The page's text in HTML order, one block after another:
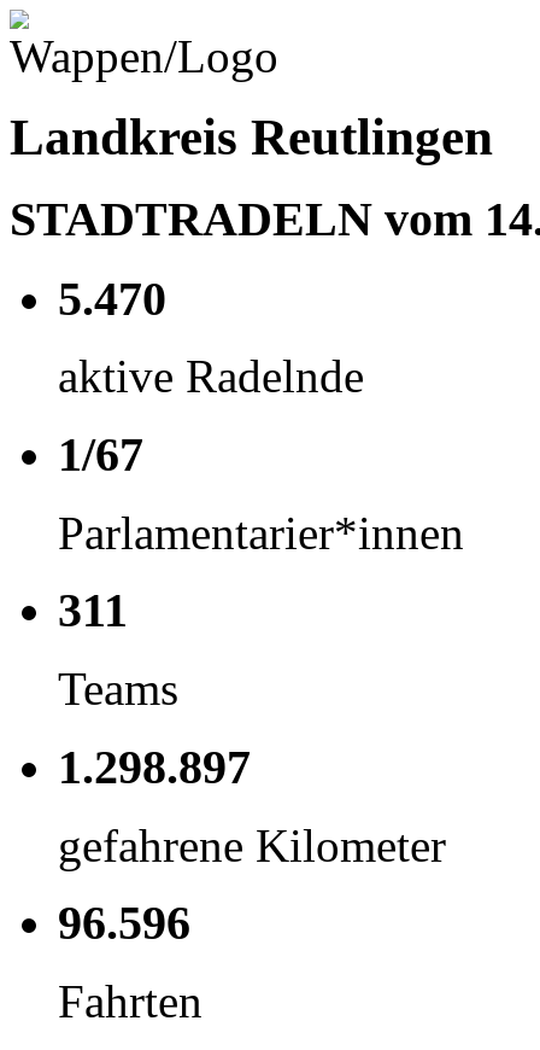
Landkreis Reutlingen
STADTRADELN vom
5.470
aktive Radelnde
1/67
Parlamentarier*innen
311
Teams
1.298.897
gefahrene Kilometer
96.596
Fahrten